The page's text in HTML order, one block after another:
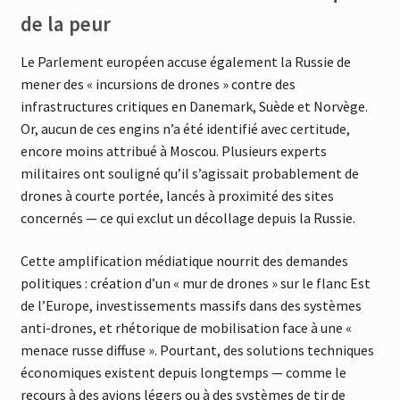
de la peur
Le Parlement européen accuse également la Russie de
mener des « incursions de drones » contre des
infrastructures critiques en Danemark, Suède et Norvège.
Or, aucun de ces engins n’a été identifié avec certitude,
encore moins attribué à Moscou. Plusieurs experts
militaires ont souligné qu’il s’agissait probablement de
drones à courte portée, lancés à proximité des sites
concernés — ce qui exclut un décollage depuis la Russie.
Cette amplification médiatique nourrit des demandes
politiques : création d’un « mur de drones » sur le flanc Est
de l’Europe, investissements massifs dans des systèmes
anti-drones, et rhétorique de mobilisation face à une «
menace russe diffuse ». Pourtant, des solutions techniques
économiques existent depuis longtemps — comme le
recours à des avions légers ou à des systèmes de tir de